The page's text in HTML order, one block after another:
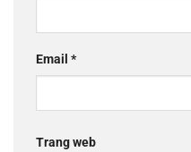
Email *
Trang web